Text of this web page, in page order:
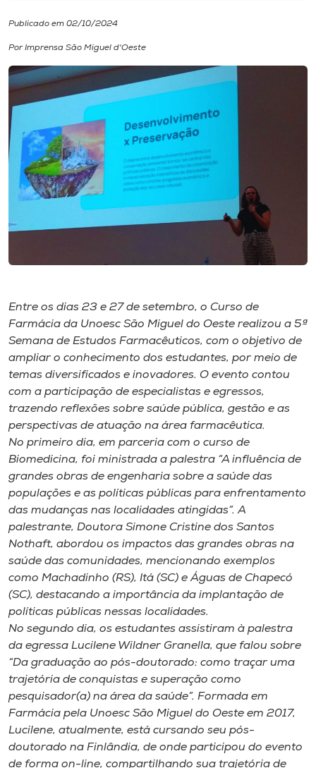
Diplomados
Cultura
CPA
Biblioteca
Museu
Unoesc
Selecione
o idioma
A-
Publicado em 02/10/2024
Por Imprensa São Miguel d'Oeste
Entre os dias 23 e 27 de setembro, o Curso de
Farmácia da Unoesc São Miguel do Oeste realizou a 5ª
Semana de Estudos Farmacêuticos, com o objetivo de
ampliar o conhecimento dos estudantes, por meio de
temas diversificados e inovadores. O evento contou
com a participação de especialistas e egressos,
trazendo reflexões sobre saúde pública, gestão e as
perspectivas de atuação na área farmacêutica.
No primeiro dia, em parceria com o curso de
Biomedicina, foi ministrada a palestra “A influência de
grandes obras de engenharia sobre a saúde das
populações e as políticas públicas para enfrentamento
das mudanças nas localidades atingidas”. A
palestrante, Doutora Simone Cristine dos Santos
Nothaft, abordou os impactos das grandes obras na
saúde das comunidades, mencionando exemplos
como Machadinho (RS), Itá (SC) e Águas de Chapecó
(SC), destacando a importância da implantação de
políticas públicas nessas localidades.
No segundo dia, os estudantes assistiram à palestra
da egressa Lucilene Wildner Granella, que falou sobre
“Da graduação ao pós-doutorado: como traçar uma
trajetória de conquistas e superação como
pesquisador(a) na área da saúde”. Formada em
Farmácia pela Unoesc São Miguel do Oeste em 2017,
Lucilene, atualmente, está cursando seu pós-
doutorado na Finlândia, de onde participou do evento
de forma on-line, compartilhando sua trajetória de